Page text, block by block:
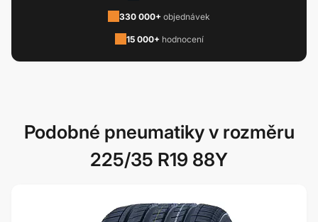
330 000+ objednávek
15 000+ hodnocení
Podobné pneumatiky v rozměru
225/35 R19 88Y